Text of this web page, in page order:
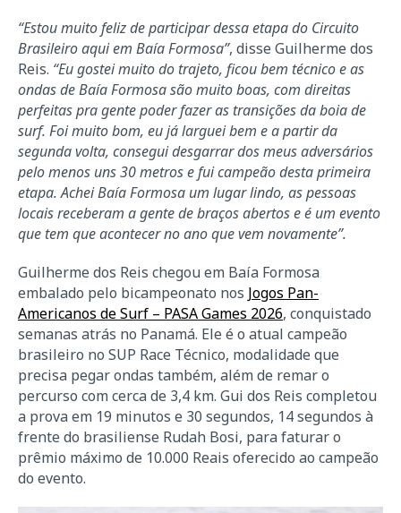
“Estou muito feliz de participar dessa etapa do Circuito
Brasileiro aqui em Baía Formosa”, disse Guilherme dos
Reis. “Eu gostei muito do trajeto, ficou bem técnico e as
ondas de Baía Formosa são muito boas, com direitas
perfeitas pra gente poder fazer as transições da boia de
surf. Foi muito bom, eu já larguei bem e a partir da
segunda volta, consegui desgarrar dos meus adversários
pelo menos uns 30 metros e fui campeão desta primeira
etapa. Achei Baía Formosa um lugar lindo, as pessoas
locais receberam a gente de braços abertos e é um evento
que tem que acontecer no ano que vem novamente”.
Guilherme dos Reis chegou em Baía Formosa
embalado pelo bicampeonato nos Jogos Pan-
Americanos de Surf – PASA Games 2026, conquistado
semanas atrás no Panamá. Ele é o atual campeão
brasileiro no SUP Race Técnico, modalidade que
precisa pegar ondas também, além de remar o
percurso com cerca de 3,4 km. Gui dos Reis completou
a prova em 19 minutos e 30 segundos, 14 segundos à
frente do brasiliense Rudah Bosi, para faturar o
prêmio máximo de 10.000 Reais oferecido ao campeão
do evento.